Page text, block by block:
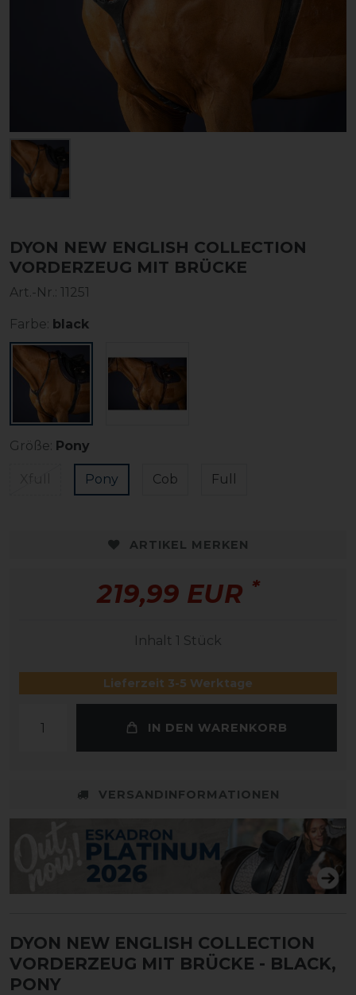
DYON NEW ENGLISH COLLECTION
VORDERZEUG MIT BRÜCKE
Art.-Nr.: 11251
Farbe: black
Größe: Pony
Pony Cob Full
ARTIKEL MERKEN
219,99 EUR *
Inhalt 1 Stück
Lieferzeit 3-5 Werktage
IN DEN WARENKORB
VERSANDINFORMATIONEN
DYON NEW ENGLISH COLLECTION
VORDERZEUG MIT BRÜCKE - BLACK,
PONY